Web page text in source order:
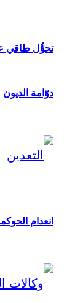
تحوُّل طاقي
دوّامة الديون
انعدام